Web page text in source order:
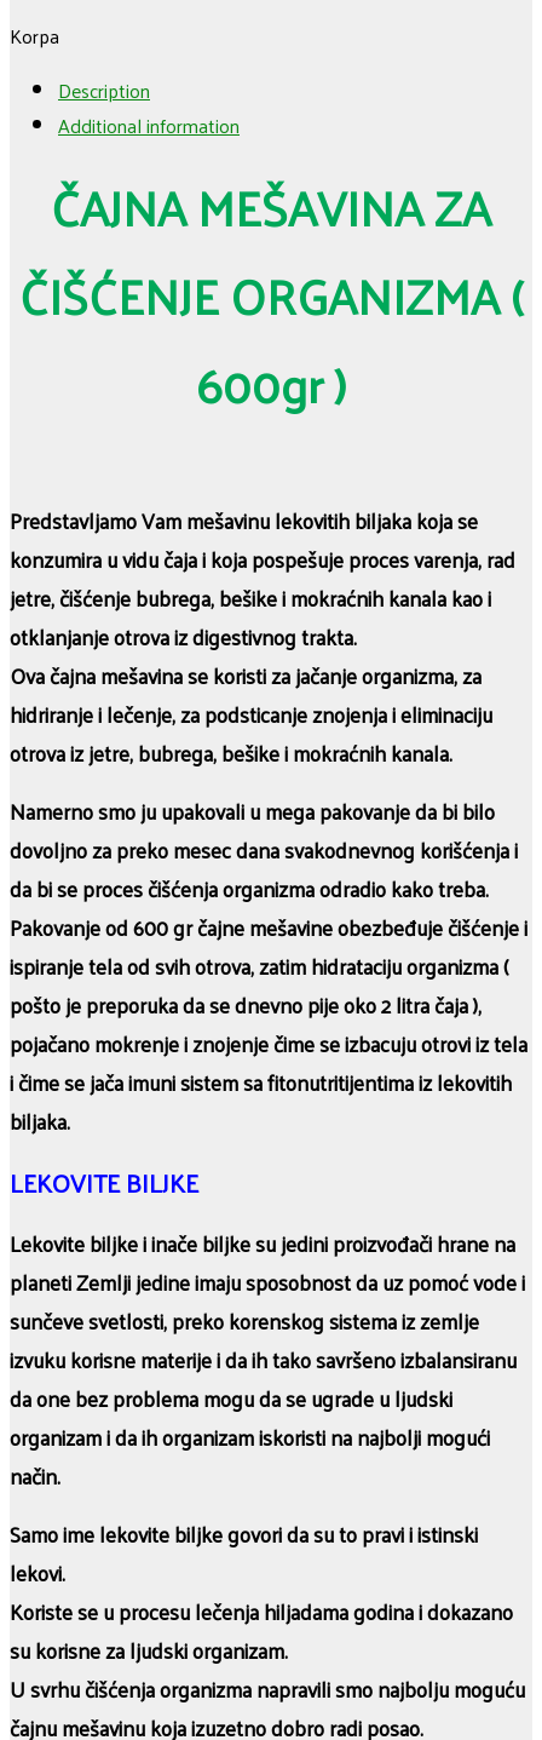
Korpa
Description
Additional information
ČAJNA MEŠAVINA ZA
ČIŠĆENJE ORGANIZMA (
600gr )
Predstavljamo Vam mešavinu lekovitih biljaka koja se
konzumira u vidu čaja i koja pospešuje proces varenja, rad
jetre, čišćenje bubrega, bešike i mokraćnih kanala kao i
otklanjanje otrova iz digestivnog trakta.
Ova čajna mešavina se koristi za jačanje organizma, za
hidriranje i lečenje, za podsticanje znojenja i eliminaciju
otrova iz jetre, bubrega, bešike i mokraćnih kanala.
Namerno smo ju upakovali u mega pakovanje da bi bilo
dovoljno za preko mesec dana svakodnevnog korišćenja i
da bi se proces čišćenja organizma odradio kako treba.
Pakovanje od 600 gr čajne mešavine obezbeđuje čišćenje i
ispiranje tela od svih otrova, zatim hidrataciju organizma (
pošto je preporuka da se dnevno pije oko 2 litra čaja ),
pojačano mokrenje i znojenje čime se izbacuju otrovi iz tela
i čime se jača imuni sistem sa fitonutritijentima iz lekovitih
biljaka.
LEKOVITE BILJKE
Lekovite biljke i inače biljke su jedini proizvođači hrane na
planeti Zemlji jedine imaju sposobnost da uz pomoć vode i
sunčeve svetlosti, preko korenskog sistema iz zemlje
izvuku korisne materije i da ih tako savršeno izbalansiranu
da one bez problema mogu da se ugrade u ljudski
organizam i da ih organizam iskoristi na najbolji mogući
način.
Samo ime lekovite biljke govori da su to pravi i istinski
lekovi.
Koriste se u procesu lečenja hiljadama godina i dokazano
su korisne za ljudski organizam.
U svrhu čišćenja organizma napravili smo najbolju moguću
čajnu mešavinu koja izuzetno dobro radi posao.